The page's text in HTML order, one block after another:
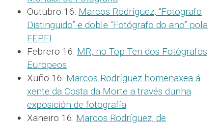
Outubro 16: Marcos Rodríguez, “Fotografo
Distinguido” e doble “Fotógrafo do ano” pola
FEPFI.
Febrero 16: MR, no Top Ten dos Fotógrafos
Europeos.
Xuño 16: Marcos Rodríguez homenaxea á
xente da Costa da Morte a través dunha
exposición de fotografía
Xaneiro 16: Marcos Rodríguez, de